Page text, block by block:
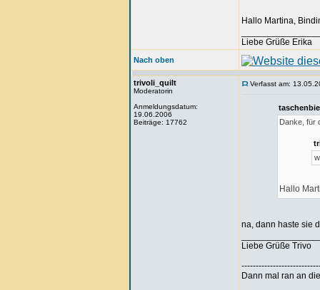
Hallo Martina,
Liebe Grüße Erika
Nach oben
trivoli_quilt
Moderatorin
Anmeldungsdatum:
19.06.2006
Beiträge: 17762
Verfasst am:
Danke, für
Hallo
na, dann haste sie
Liebe Grüße Trivo
Dann mal ran an